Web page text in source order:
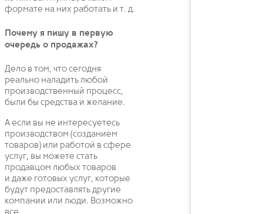
формате на них работать и т. д.
Почему я пишу в первую
очередь о продажах?
Дело в том, что сегодня
реально наладить любой
производственный процесс,
были бы средства и желание.
А если вы не интересуетесь
производством (созданием
товаров) или работой в сфере
услуг, вы можете стать
продавцом любых товаров
и даже готовых услуг, которые
будут предоставлять другие
компании или люди. Возможно
все.